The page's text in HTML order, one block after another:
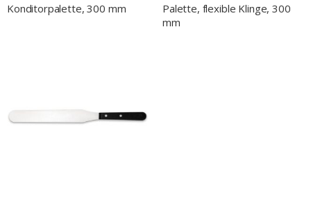
Konditorpalette, 300 mm
Palette, flexible Klinge, 300
mm